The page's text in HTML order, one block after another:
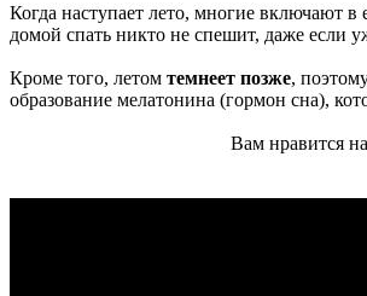
Когда наступает лето, многие включают
домой спать никто не спешит, даже если
Кроме того, летом темнеет позже,
образование мелатонина (гормон сна),
Вам нравится